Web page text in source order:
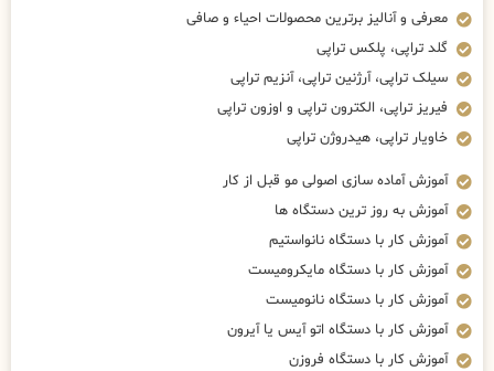
معرفی و آنالیز برترین محصولات احیاء و صافی
گلد تراپی، پلکس تراپی
سیلک تراپی، آرژنین تراپی، آنزیم تراپی
فیریز تراپی، الکترون تراپی و اوزون تراپی
خاویار تراپی، هیدروژن تراپی
آموزش آماده سازی اصولی مو قبل از کار
آموزش به روز ترین دستگاه ها
آموزش کار با دستگاه نانواستیم
آموزش کار با دستگاه مایکرومیست
آموزش کار با دستگاه نانومیست
آموزش کار با دستگاه اتو آیس یا آیرون
آموزش کار با دستگاه فروزن